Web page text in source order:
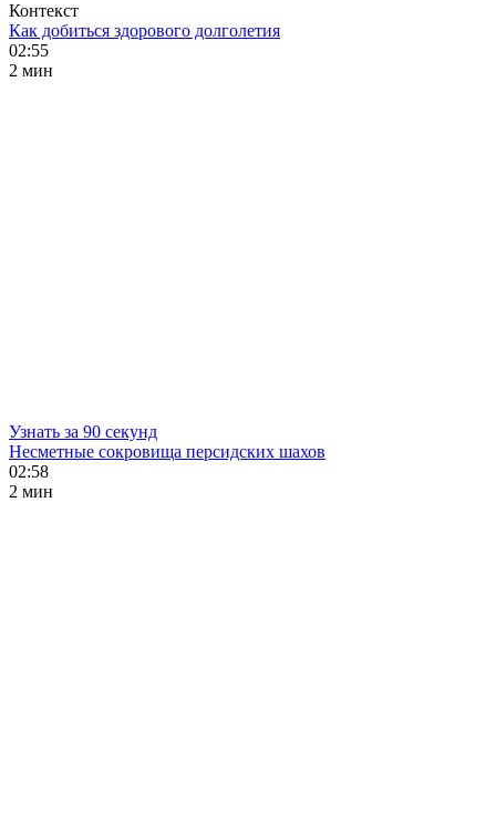
Контекст
Как добиться здорового долголетия
02:55
2 мин
Узнать за 90 секунд
Несметные сокровища персидских шахов
02:58
2 мин